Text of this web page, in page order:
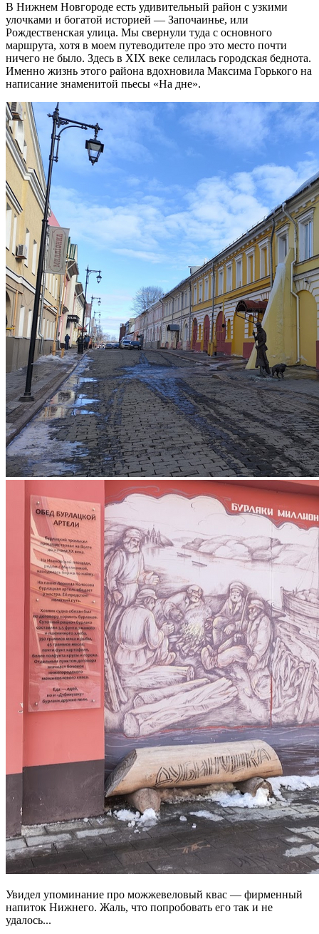
В Нижнем Новгороде есть удивительный район с узкими
улочками и богатой историей — Започаинье, или
Рождественская улица. Мы свернули туда с основного
маршрута, хотя в моем путеводителе про это место почти
ничего не было. Здесь в XIX веке селилась городская беднота.
Именно жизнь этого района вдохновила Максима Горького на
написание знаменитой пьесы «На дне».
Увидел упоминание про можжевеловый квас — фирменный
напиток Нижнего. Жаль, что попробовать его так и не
удалось...